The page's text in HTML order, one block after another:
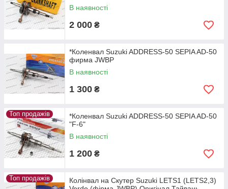
В наявності
2 000 ₴
*Коленвал Suzuki ADDRESS-50 SEPIA AD-50
фирма JWBP
В наявності
1 300 ₴
Топ продажів
*Коленвал Suzuki ADDRESS-50 SEPIA AD-50
"F-6"
В наявності
1 200 ₴
Топ продажів
Колінвал на Скутер Suzuki LETS1 (LETS2,3)